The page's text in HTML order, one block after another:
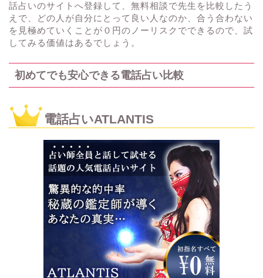
話占いのサイトへ登録して、無料相談で先生を比較したう
えで、どの人が自分にとって良い人なのか、合う合わない
を見極めていくことが０円のノーリスクでできるので、試
してみる価値はあるでしょう。
初めてでも安心できる電話占い比較
電話占いATLANTIS